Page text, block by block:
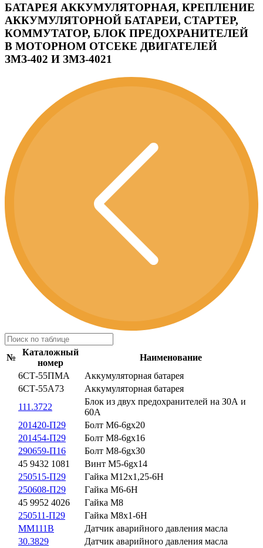
БАТАРЕЯ АККУМУЛЯТОРНАЯ, КРЕПЛЕНИЕ
АККУМУЛЯТОРНОЙ БАТАРЕИ, СТАРТЕР,
КОММУТАТОР, БЛОК ПРЕДОХРАНИТЕЛЕЙ
В МОТОРНОМ ОТСЕКЕ ДВИГАТЕЛЕЙ
ЗМЗ-402 И ЗМЗ-4021
№
Каталожный
номер
Наименование
6СТ-55ПМА
Аккумуляторная батарея
6СТ-55А73
Аккумуляторная батарея
111.3722
Блок из двух предохранителей на З0А и
60А
201420-П29
Болт М6-6gх20
201454-П29
Болт М8-6gх16
290659-П16
Болт М8-6gхЗ0
45 9432 1081
Винт М5-6gх14
250515-П29
Гайка М12х1,25-6Н
250608-П29
Гайка М6-6Н
45 9952 4026
Гайка М8
250511-П29
Гайка М8х1-6Н
ММ111В
Датчик аварийного давления масла
30.3829
Датчик аварийного давления масла